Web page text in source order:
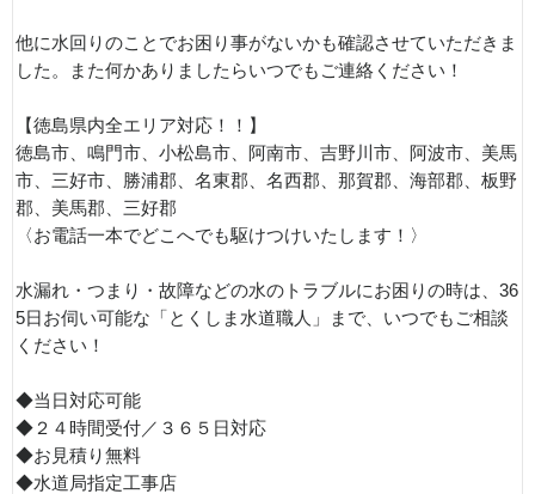
他に水回りのことでお困り事がないかも確認させていただきま
した。また何かありましたらいつでもご連絡ください！
【徳島県内全エリア対応！！】
徳島市、鳴門市、小松島市、阿南市、吉野川市、阿波市、美馬
市、三好市、勝浦郡、名東郡、名西郡、那賀郡、海部郡、板野
郡、美馬郡、三好郡
〈お電話一本でどこへでも駆けつけいたします！〉
水漏れ・つまり・故障などの水のトラブルにお困りの時は、36
5日お伺い可能な「とくしま水道職人」まで、いつでもご相談
ください！
◆当日対応可能
◆２４時間受付／３６５日対応
◆お見積り無料
◆水道局指定工事店